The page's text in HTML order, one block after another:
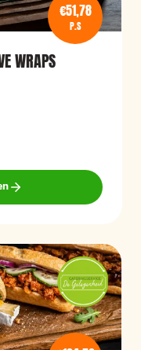
€51,78
P.S
WRAPS